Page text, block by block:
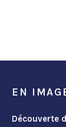
EN
Découverte